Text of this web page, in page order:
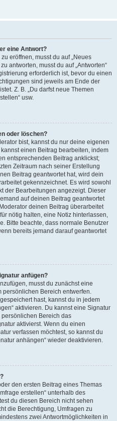
eine Antwort?
eröffnen, musst du auf „Neues
antworten, musst du auf „Antworten“
erforderlich ist, bevor du einen
sind jeweils am Ende der
Z. B. „Du darfst neue Themen
usw.
oder löschen?
bist, kannst du nur deine eigenen
einen Beitrag bearbeiten, indem
entsprechenden Beitrag anklickst;
Zeitraum nach seiner Erstellung
Beitrag geantwortet hat, wird dein
gekennzeichnet. Es wird sowohl
der Bearbeitungen angezeigt. Dieser
auf deinen Beitrag geantwortet
deinen Beitrag überarbeitet
nötig halten, eine Notiz hinterlassen,
Bitte beachte, dass normale Benutzer
bereits jemand darauf geantwortet
anfügen?
musst du zunächst eine
Bereich entwerfen.
hast, kannst du in jedem
aktivieren. Du kannst eine Signatur
Bereich das
aktivierst. Wenn du einen
verfassen möchtest, so kannst du
anhängen“ wieder deaktivieren.
den ersten Beitrag eines Themas
erstellen“ unterhalb des
du diesen Bereich nicht sehen
die Berechtigung, Umfragen zu
zwei Antwortmöglichkeiten in